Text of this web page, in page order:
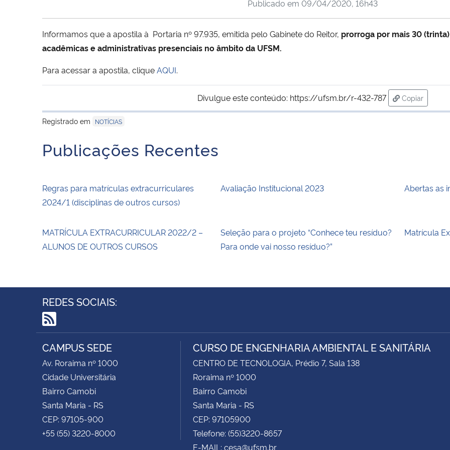
Publicado em 09/04/2020, 16h43
Informamos que a apostila à Portaria nº 97.935, emitida pelo Gabinete do Reitor, prorroga por mais 30
acadêmicas e administrativas presenciais no âmbito da UFSM.
Para acessar a apostila, cliqueAQUI.
Divulgue este conteúdo: https://ufsm.br/r-432-787
Copiar
para área
Registrado em
NOTÍCIAS
Publicações Recentes
Regras para matrículas extracurriculares
2024/1 (disciplinas de outros cursos)
Avaliação Institucional 2023 Abertas as
MATRÍCULA EXTRACURRICULAR 2022/2 –
ALUNOS DE OUTROS CURSOS
Seleção para o projeto “Conhece teu resíduo?
Para onde vai nosso resíduo?”
Matrícula
REDES SOCIAIS:
RSS
CAMPUS SEDE
Av. Roraima nº 1000
Cidade Universitária
Bairro Camobi
Santa Maria - RS
CEP: 97105-900
+55 (55) 3220-8000
CURSO DE ENGENHARIA AMBIENTAL E SANITÁRIA
CENTRO DE TECNOLOGIA, Prédio 7, Sala 138
Roraima nº 1000
Bairro Camobi
Santa Maria - RS
CEP: 97105900
Telefone: (55)3220-8657
E-MAIL: cesa@ufsm.br